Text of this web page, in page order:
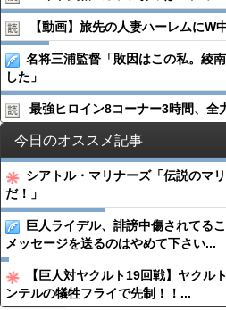
【動画】旅先の人妻ハーレムにW
名将三浦監督「敗因はこの私。綾
した」
最強ヒロイン8コーナー3時間、全
今日のオススメ記事
シアトル・マリナーズ「伝説のマ
だ！」
巨人ライデル、誹謗中傷されてる
メッセージを送るのはやめて下さい...
【巨人対ヤクルト19回戦】ヤクル
ンテルの犠牲フライで先制！！...